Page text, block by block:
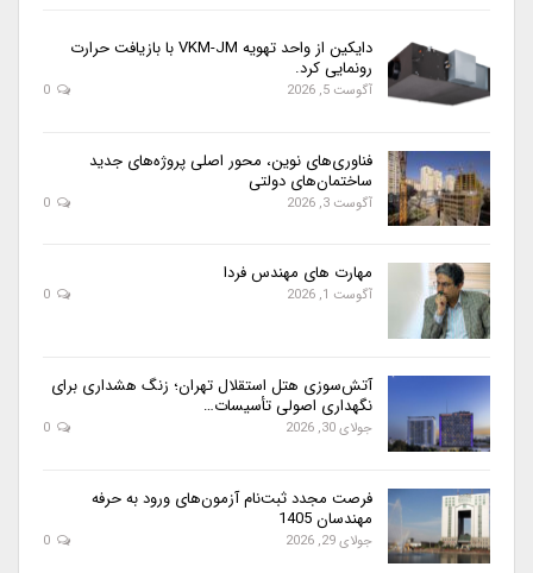
دایکین از واحد تهویه VKM-JM با بازیافت حرارت
رونمایی کرد.
آگوست 5, 2026
فناوری‌های نوین، محور اصلی پروژه‌های جدید
ساختمان‌های دولتی
آگوست 3, 2026
مهارت های مهندس فردا
آگوست 1, 2026
آتش‌سوزی هتل استقلال تهران؛ زنگ هشداری برای
نگهداری اصولی تأسیسات…
جولای 30, 2026
فرصت مجدد ثبت‌نام آزمون‌های ورود به حرفه
مهندسان 1405
جولای 29, 2026